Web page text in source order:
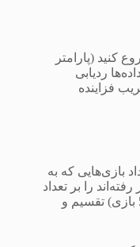
50 بازی آخر شروع کنید (پارامتر
ردیابی
فزاینده
بازی‌هایی که به
را بر تعداد
کل بازی‌های مشاهده شده (در این مورد 50 بازی) تقسیم و